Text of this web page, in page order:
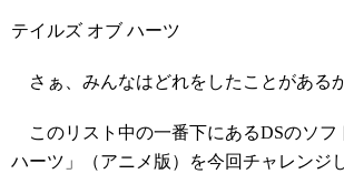
テイルズ オブ ハーツ
さぁ、みんなはどれをしたことがある
このリスト中の一番下にあるDSのソフ
ハーツ」（アニメ版）を今回チャレンジ